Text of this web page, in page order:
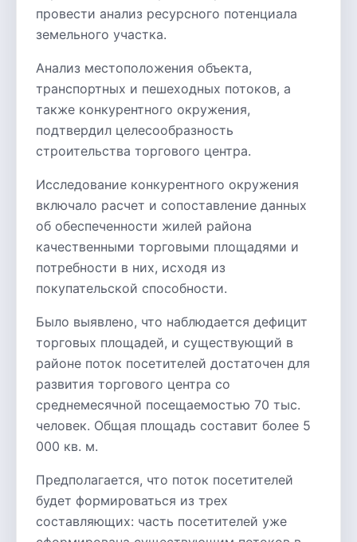
провести анализ ресурсного потенциала
земельного участка.
Анализ местоположения объекта,
транспортных и пешеходных потоков, а
также конкурентного окружения,
подтвердил целесообразность
строительства торгового центра.
Исследование конкурентного окружения
включало расчет и сопоставление данных
об обеспеченности жилей района
качественными торговыми площадями и
потребности в них, исходя из
покупательской способности.
Было выявлено, что наблюдается дефицит
торговых площадей, и существующий в
районе поток посетителей достаточен для
развития торгового центра со
среднемесячной посещаемостью 70 тыс.
человек. Общая площадь составит более 5
000 кв. м.
Предполагается, что поток посетителей
будет формироваться из трех
составляющих: часть посетителей уже